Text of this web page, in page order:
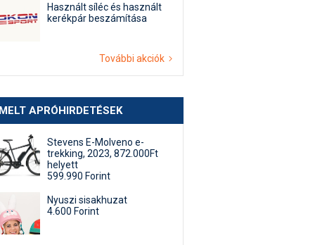
Használt síléc és használt
kerékpár beszámítása
További akciók
APRÓHIRDETÉSEK
Stevens E-Molveno e-
trekking, 2023, 872.000Ft
helyett
599.990 Forint
Nyuszi sisakhuzat
4.600 Forint